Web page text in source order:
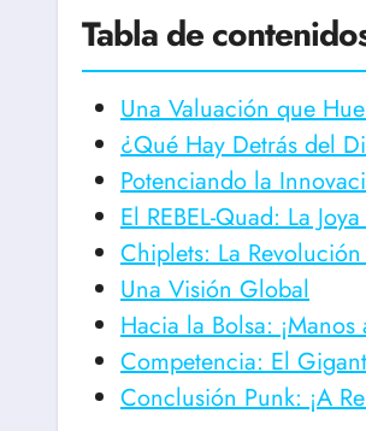
Tabla de
Una Valuación que
¿Qué Hay Detrás del
Potenciando la
El REBEL-Quad: La
Chiplets: La
Una Visión Global
Hacia la Bolsa:
Competencia: El
Conclusión Punk: ¡A